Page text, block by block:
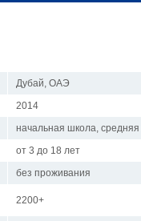
Дубай, ОАЭ
2014
начальная школа,
от 3 до 18 лет
без проживания
2200+